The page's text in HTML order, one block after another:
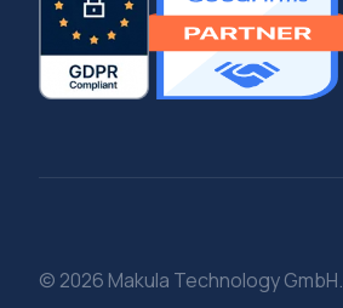
© 2026 Makula Technology GmbH.